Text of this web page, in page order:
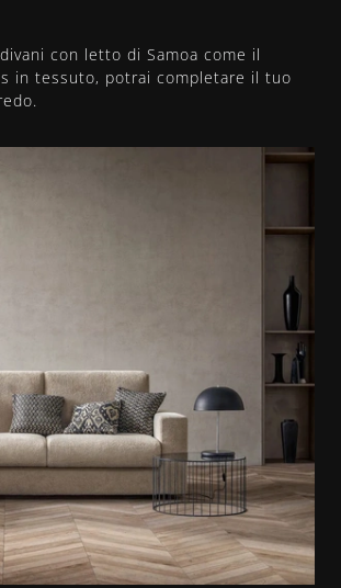
con letto di Samoa come il
in tessuto, potrai completare il tuo